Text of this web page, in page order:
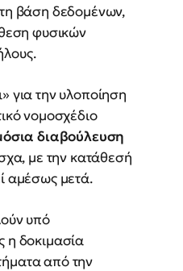
βάση δεδομένων,
φυσικών
για την υλοποίηση
νομοσχέδιο
διαβούλευση
με την κατάθεσή
αμέσως μετά.
υπό
η δοκιμασία
από την